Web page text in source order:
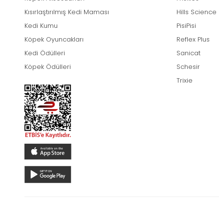
Kısırlaştırılmış Kedi Maması
Kedi Kumu
Köpek Oyuncakları
Kedi Ödülleri
Köpek Ödülleri
Hills Science
PisiPisi
Reflex Plus
Sanicat
Schesir
Trixie